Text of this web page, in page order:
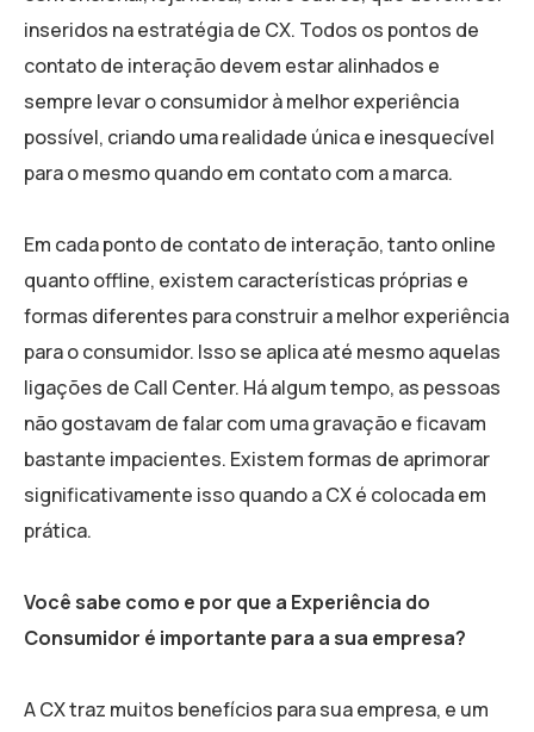
inseridos na estratégia de CX. Todos os pontos de
contato de interação devem estar alinhados e
sempre levar o consumidor à melhor experiência
possível, criando uma realidade única e inesquecível
para o mesmo quando em contato com a marca.
Em cada ponto de contato de interação, tanto online
quanto offline, existem características próprias e
formas diferentes para construir a melhor experiência
para o consumidor. Isso se aplica até mesmo aquelas
ligações de Call Center. Há algum tempo, as pessoas
não gostavam de falar com uma gravação e ficavam
bastante impacientes. Existem formas de aprimorar
significativamente isso quando a CX é colocada em
prática.
Você sabe como e por que a Experiência do
Consumidor é importante para a sua empresa?
A CX traz muitos benefícios para sua empresa, e um